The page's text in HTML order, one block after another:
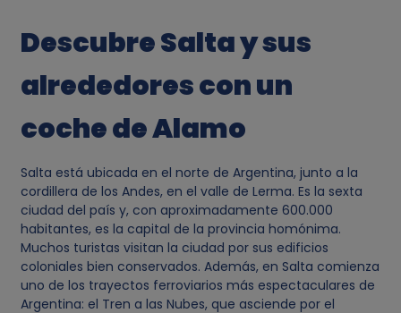
Descubre Salta y sus
alrededores con un
coche de Alamo
Salta está ubicada en el norte de Argentina, junto a la
cordillera de los Andes, en el valle de Lerma. Es la sexta
ciudad del país y, con aproximadamente 600.000
habitantes, es la capital de la provincia homónima.
Muchos turistas visitan la ciudad por sus edificios
coloniales bien conservados. Además, en Salta comienza
uno de los trayectos ferroviarios más espectaculares de
Argentina: el Tren a las Nubes, que asciende por el